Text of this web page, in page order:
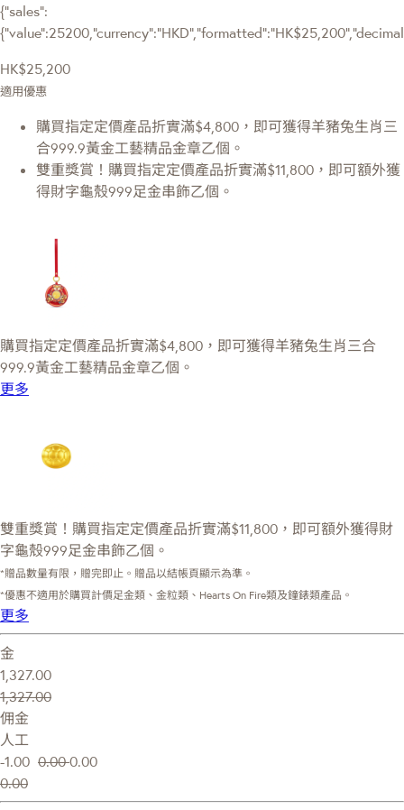
{"sales":
HK$25,200
適用優惠
購買指定定價產品折實滿$4,800，即可獲得羊豬兔生肖三
合999.9黃金工藝精品金章乙個。
雙重獎賞！購買指定定價產品折實滿$11,800，即可額外獲
得財字龜殼999足金串飾乙個。
購買指定定價產品折實滿$4,800，即可獲得羊豬兔生肖三合
999.9黃金工藝精品金章乙個。
更多
雙重獎賞！購買指定定價產品折實滿$11,800，即可額外獲得財
字龜殼999足金串飾乙個。
*贈品數量有限，贈完即止。贈品以結帳頁顯示為準。
*優惠不適用於購買計價足金類、金粒類、Hearts On Fire類及鐘錶類產品。
更多
金
1,327.00
1,327.00
佣金
人工
-1.00 0.000.00
0.00